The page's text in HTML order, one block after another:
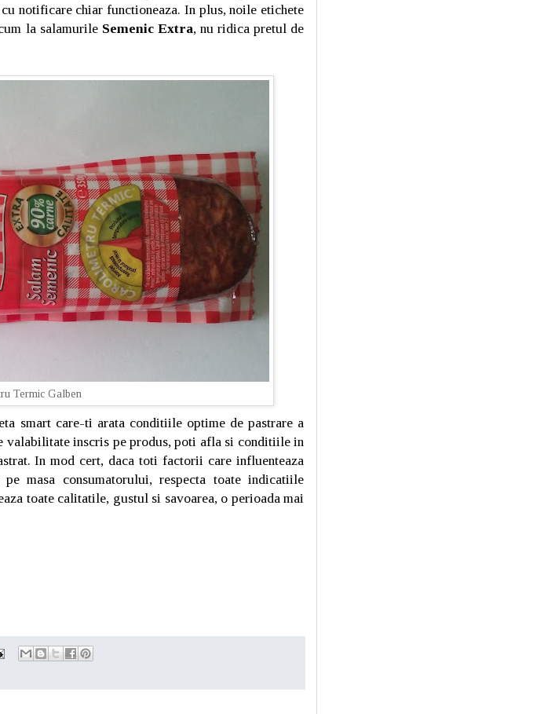
notificare chiar functioneaza. In plus, noile etichete
la salamurile Semenic Extra, nu ridica pretul de
Termic Galben
smart care-ti arata conditiile optime de pastrare a
valabilitate inscris pe produs, poti afla si conditiile in
In mod cert, daca toti factorii care influenteaza
masa consumatorului, respecta toate indicatiile
toate calitatile, gustul si savoarea, o perioada mai